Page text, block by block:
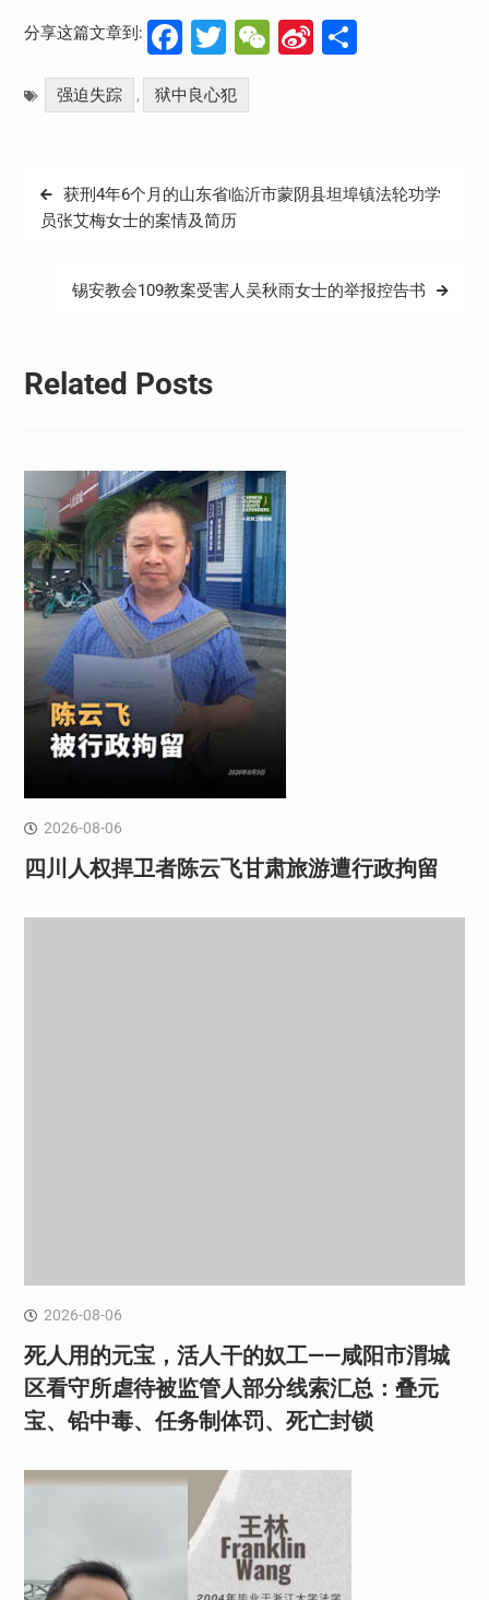
分享这篇文章到: Facebook
Twitter
WeChat
Sina分
强迫失踪 , 狱中良心犯
文
章
获刑4年6个月的山东省临沂市蒙阴县坦埠镇法轮功学
员张艾梅女士的案情及简历
锡安教会109教案受害人吴秋雨女士的举报控告书
Related Posts
2026-08-06
四川人权捍卫者陈云飞甘肃旅游遭行政拘留
2026-08-06
死人用的元宝，活人干的奴工——咸阳市渭城
区看守所虐待被监管人部分线索汇总：叠元
宝、铅中毒、任务制体罚、死亡封锁